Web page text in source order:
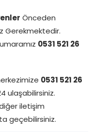
Önceden
Gerekmektedir.
0531 521 26
0531 521 26
ulaşabilirsiniz.
iletişim
geçebilirsiniz.